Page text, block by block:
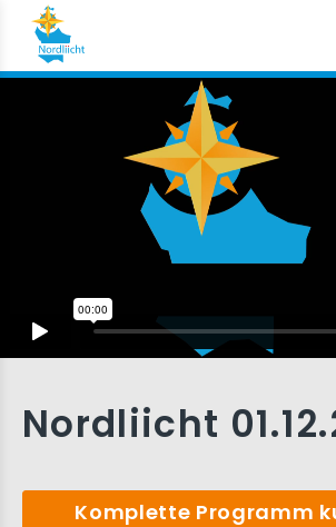
Nordliicht
Komplette Programm